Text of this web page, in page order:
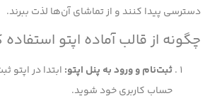
دسترسی پیدا کنند و از تماشای آن‌ها لذت ببرند.
چگونه از قالب آماده اپتو
ثبت‌نام و ورود به پنل اپتو: ابتدا در اپتو
حساب کاربری خود شوید.